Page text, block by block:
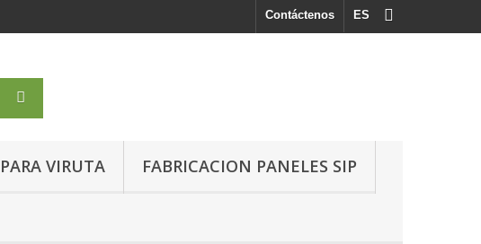
ES
Contáctenos
VIRUTA FABRICACION PANELES SIP